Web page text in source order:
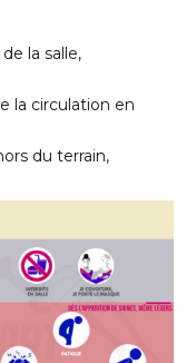
la salle,
la circulation en
du terrain,